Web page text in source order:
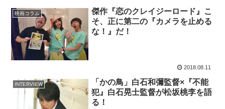
映画コラム
傑作『恋のクレイジーロード』こ
そ、正に第二の『カメラを止める
な！』だ！
2018.08.11
INTERVIEW
「かの鳥」白石和彌監督×『不能
犯』白石晃士監督が松坂桃李を語
る！